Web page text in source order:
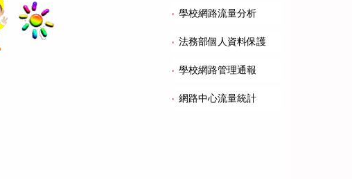
學校網路流量分析
法務部個人資料保護
學校網路管理通報
網路中心流量統計